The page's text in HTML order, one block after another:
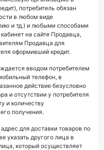
потребитель обязан
в любом виде
и тд.) и любыми способами
на сайте Продавца,
Продавца для
оформивший кредит.
вводом потребителем
телефон, в
действие безусловно
и отсутствии у потребителя
и количеству
получения.
для доставки товаров по
указать другого лица в
который осуществляет